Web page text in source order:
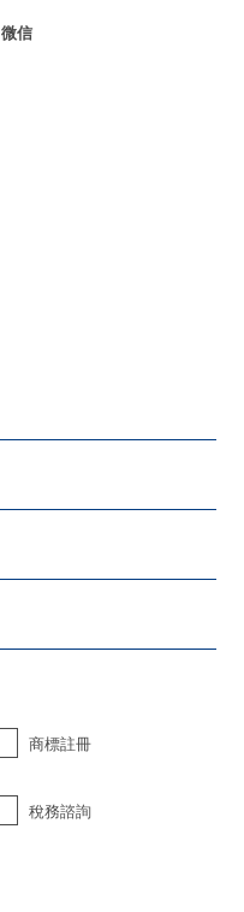
微信
商標註冊
稅務諮詢